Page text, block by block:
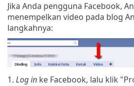
Jika Anda pengguna Facebook,
menempelkan video pada blog
langkahnya:
1. Log in ke Facebook, lalu klik